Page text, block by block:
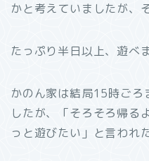
かと考えていましたが、
たっぷり半日以上、遊べま
かのん家は結局15時ごろ
したが、「そろそろ帰る
っと遊びたい」と言われ